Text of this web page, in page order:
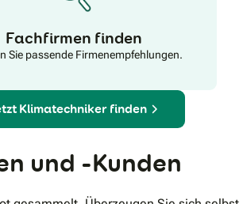
Fachfirmen finden
Sie passende Firmenempfehlungen.
Klimatechniker finden
und -Kunden